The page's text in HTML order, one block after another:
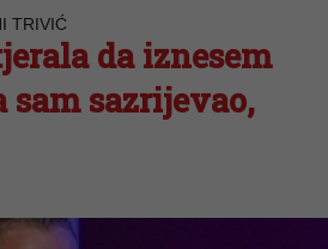
TRIVIĆ
da iznesem
sazrijevao,